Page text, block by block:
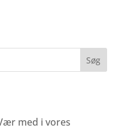
med i vores